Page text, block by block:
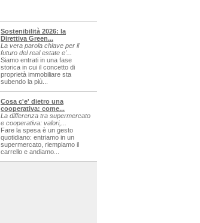
Sostenibilità 2026: la
Direttiva Green...
La vera parola chiave per il
futuro del real estate e'...
Siamo entrati in una fase
storica in cui il concetto di
proprietà immobiliare sta
subendo la più...
Cosa c'e' dietro una
cooperativa: come...
La differenza tra supermercato
e cooperativa: valori,...
Fare la spesa è un gesto
quotidiano: entriamo in un
supermercato, riempiamo il
carrello e andiamo...